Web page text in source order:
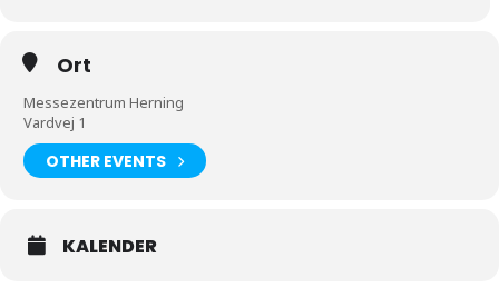
Ort
Messezentrum Herning
Vardvej 1
OTHER EVENTS
KALENDER